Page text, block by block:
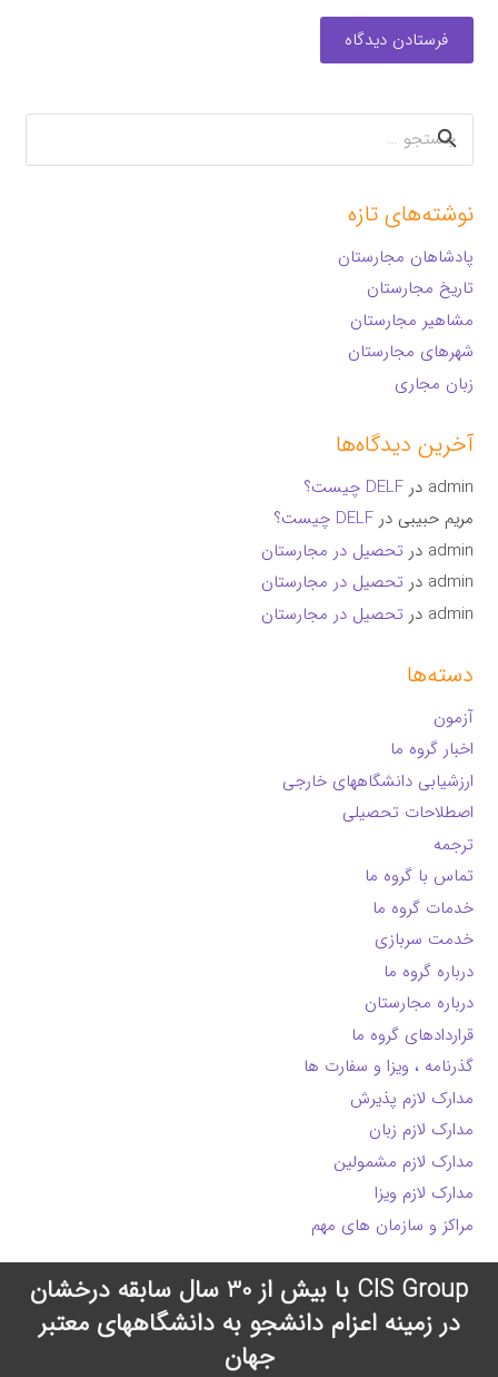
فرستادن دیدگاه
جستجو
برای:
نوشته‌های تازه
پادشاهان مجارستان
تاریخ مجارستان
مشاهیر مجارستان
شهرهای مجارستان
زبان مجاری
آخرین دیدگاه‌ها
admin درDELF چیست؟
مریم حبیبی درDELF چیست؟
admin در تحصیل در مجارستان
admin در تحصیل در مجارستان
admin در تحصیل در مجارستان
دسته‌ها
آزمون
اخبار گروه ما
ارزشیابی دانشگاههای خارجی
اصطلاحات تحصیلی
ترجمه
تماس با گروه ما
خدمات گروه ما
خدمت سربازی
درباره گروه ما
درباره مجارستان
قراردادهای گروه ما
گذرنامه ، ویزا و سفارت ها
مدارک لازم پذیرش
مدارک لازم زبان
مدارک لازم مشمولین
مدارک لازم ویزا
مراکز و سازمان های مهم
CIS Group با بیش از 30 سال سابقه درخشان
در زمینه اعزام دانشجو به دانشگاههای معتبر
جهان